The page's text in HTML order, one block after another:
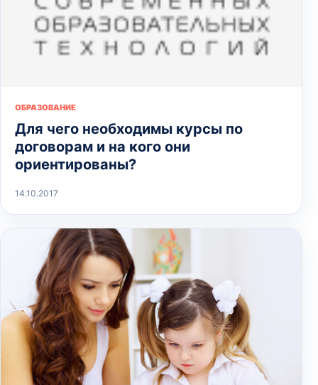
ОБРАЗОВАНИЕ
Для чего необходимы курсы по
договорам и на кого они
ориентированы?
14.10.2017